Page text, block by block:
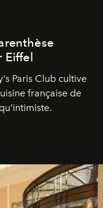
Eiffel
Paris Club cultive
française de